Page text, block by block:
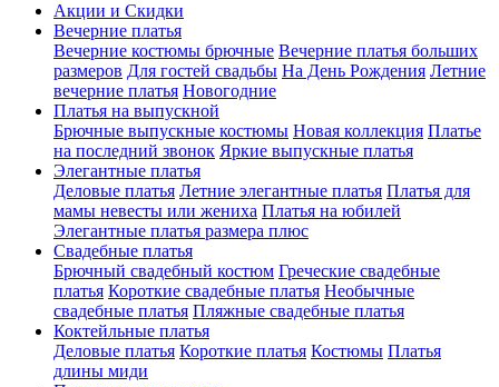
Акции и Скидки
Вечерние платья
Вечерние костюмы брючные Вечерние платья больших
размеров Для гостей свадьбы На День Рождения Летние
вечерние платья Новогодние
Платья на выпускной
Брючные выпускные костюмы Новая коллекция Платье
на последний звонок Яркие выпускные платья
Элегантные платья
Деловые платья Летние элегантные платья Платья для
мамы невесты или жениха Платья на юбилей
Элегантные платья размера плюс
Свадебные платья
Брючный свадебный костюм Греческие свадебные
платья Короткие свадебные платья Необычные
свадебные платья Пляжные свадебные платья
Коктейльные платья
Деловые платья Короткие платья Костюмы Платья
длины миди